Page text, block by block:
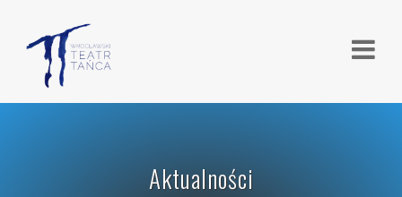
Aktualności